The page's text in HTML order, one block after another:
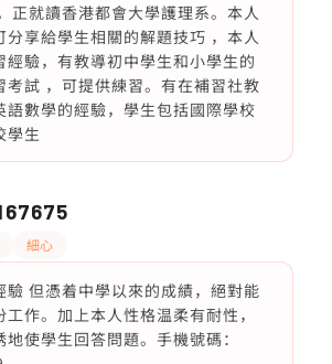
正就讀香港都會大學護理系。本人
分享給學生相關的解題技巧 ，本人
經驗，有教導初中學生和小學生的
考試 ，可提供練習。有在補習社教
語數學的經驗，學生包括國際學校
學生
細心
驗 但憑着中學以來的成績，絕對能
作。加上本人性格温柔有耐性，
地使學生回答問題。手機號碼：